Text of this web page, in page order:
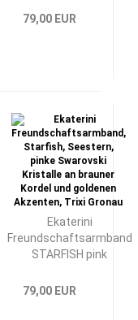
79,00 EUR
Ekaterini
Freundschaftsarmband
STARFISH pink
79,00 EUR